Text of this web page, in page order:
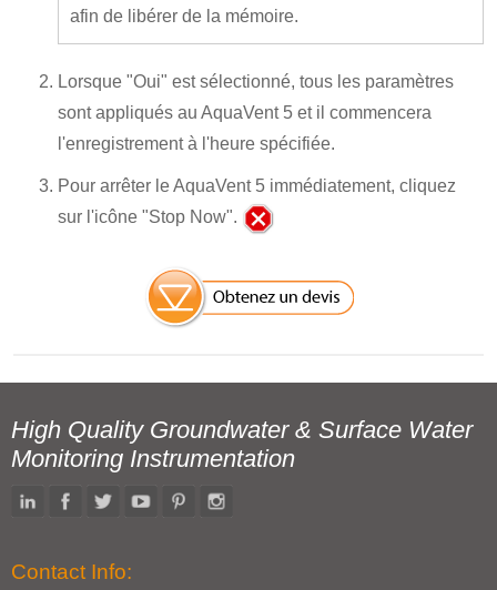
afin de libérer de la mémoire.
Lorsque "Oui" est sélectionné, tous les paramètres
sont appliqués au AquaVent 5 et il commencera
l'enregistrement à l'heure spécifiée.
Pour arrêter le AquaVent 5 immédiatement, cliquez
sur l'icône "Stop Now".
High Quality Groundwater & Surface Water
Monitoring Instrumentation
Contact Info: